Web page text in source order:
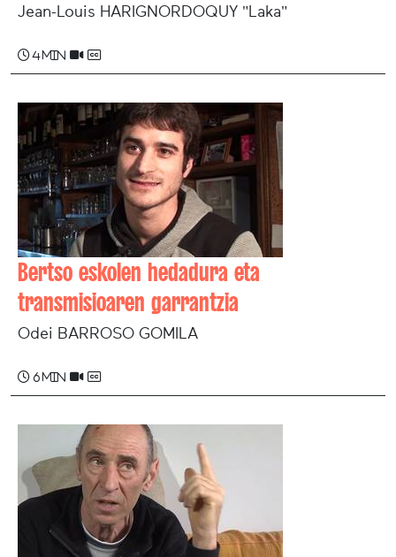
Jean-Louis HARIGNORDOQUY "Laka"
4 min
Bertso eskolen hedadura eta
transmisioaren garrantzia
Odei BARROSO GOMILA
6 min